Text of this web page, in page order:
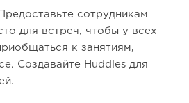
сотрудникам
для встреч, чтобы у всех
к занятиям,
Создавайте Huddles для